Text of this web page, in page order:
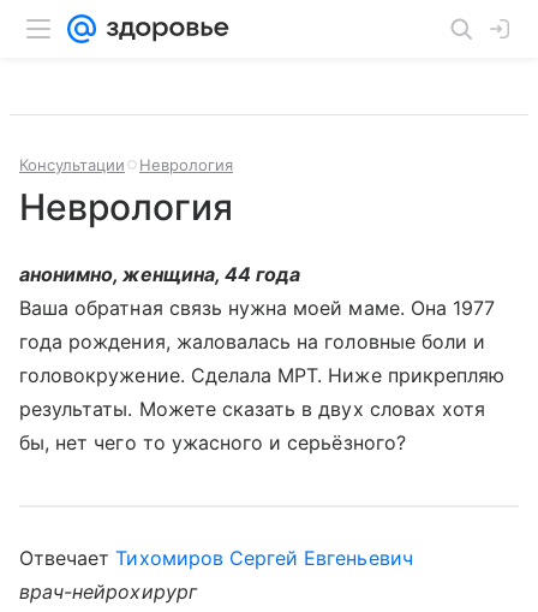
Консультации Неврология
Неврология
анонимно, женщина, 44 года
Ваша обратная связь нужна моей маме. Она 1977
года рождения, жаловалась на головные боли и
головокружение. Сделала МРТ. Ниже прикрепляю
результаты. Можете сказать в двух словах хотя
бы, нет чего то ужасного и серьёзного?
ОтвечаетТихомиров Сергей Евгеньевич
врач-нейрохирург